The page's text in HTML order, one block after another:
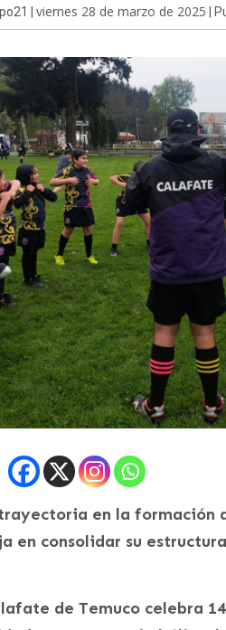
| viernes 28 de marzo de 2025 |
en la formación
en consolidar su
de Temuco celebra